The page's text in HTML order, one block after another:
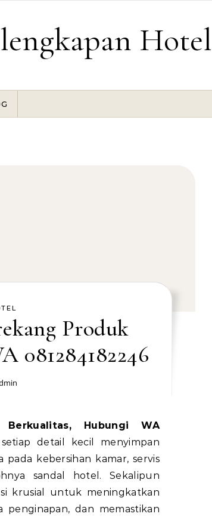
Hotel
Produk
081284182246
detail kecil menyimpan
kebersihan kamar, servis
sandal hotel. Sekalipun
krusial untuk meningkatkan
dan memastikan